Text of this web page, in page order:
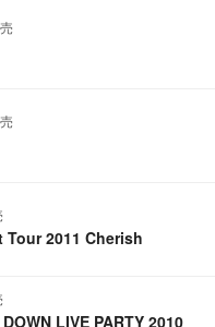
2011 Cherish
LIVE PARTY 2010